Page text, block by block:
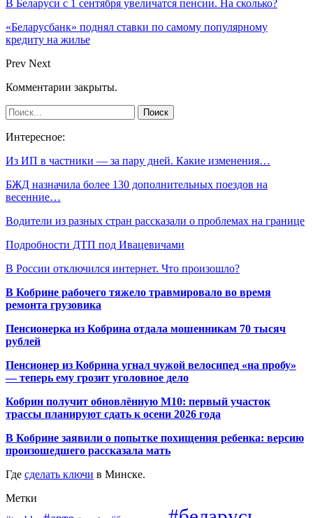
В Беларуси с 1 сентября увеличатся пенсии. На сколько?
«Беларусбанк» поднял ставки по самому популярному
кредиту на жилье
Prev Next
Комментарии закрыты.
Интересное:
Из ИП в частники — за пару дней. Какие изменения…
БЖД назначила более 130 дополнительных поездов на
весенние…
Водители из разных стран рассказали о проблемах на границе
Подробности ДТП под Ивацевичами
В России отключился интернет. Что произошло?
В Кобрине рабочего тяжело травмировало во время
ремонта грузовика
Пенсионерка из Кобрина отдала мошенникам 70 тысяч
рублей
Пенсионер из Кобрина угнал чужой велосипед «на пробу»
— теперь ему грозит уголовное дело
Кобрин получит обновлённую М10: первый участок
трассы планируют сдать к осени 2026 года
В Кобрине заявили о попытке похищения ребенка: версию
произошедшего рассказала мать
Где сделать ключи в Минске.
Метки